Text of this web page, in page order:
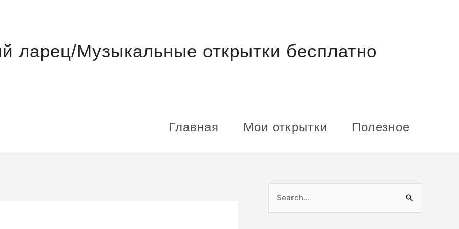
ларец/Музыкальные открытки бесплатно
Главная Мои открытки Полезное
о